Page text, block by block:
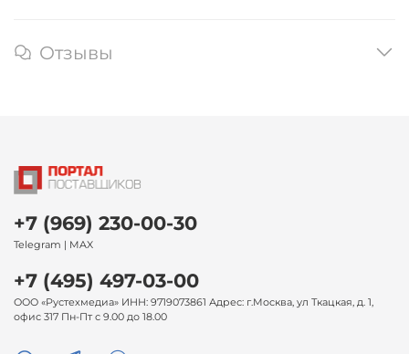
Отзывы
+7 (969) 230-00-30
Telegram | MAX
+7 (495) 497-03-00
ООО «Рустехмедиа» ИНН: 9719073861 Адрес: г.Москва, ул Ткацкая, д. 1,
офис 317 Пн-Пт с 9.00 до 18.00